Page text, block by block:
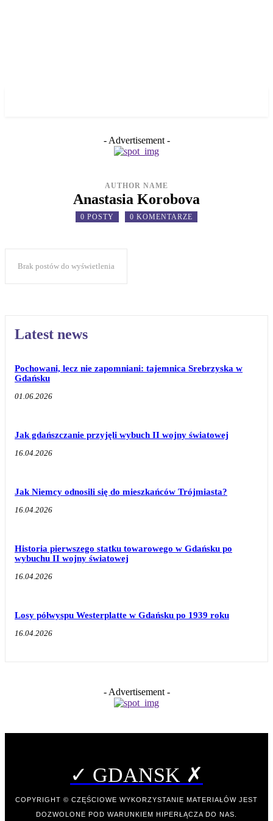
- Advertisement -
AUTHOR NAME
Anastasia Korobova
0 POSTY 0 KOMENTARZE
Brak postów do wyświetlenia
Latest news
Pochowani, lecz nie zapomniani: tajemnica Srebrzyska w
Gdańsku
01.06.2026
Jak gdańszczanie przyjęli wybuch II wojny światowej
16.04.2026
Jak Niemcy odnosili się do mieszkańców Trójmiasta?
16.04.2026
Historia pierwszego statku towarowego w Gdańsku po
wybuchu II wojny światowej
16.04.2026
Losy półwyspu Westerplatte w Gdańsku po 1939 roku
16.04.2026
- Advertisement -
✓ GDANSK ✗
COPYRIGHT © CZĘŚCIOWE WYKORZYSTANIE MATERIAŁÓW JEST
DOZWOLONE POD WARUNKIEM HIPERŁĄCZA DO NAS.